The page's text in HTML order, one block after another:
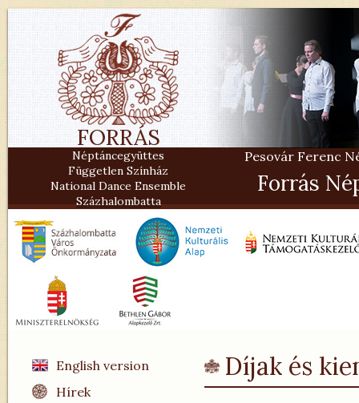
FORRÁS
Néptáncegyüttes
Független Színház
National Dance Ensemble
Százhalombatta
Pesovár Ferenc
Forrás
English version
Hírek
Díjak és